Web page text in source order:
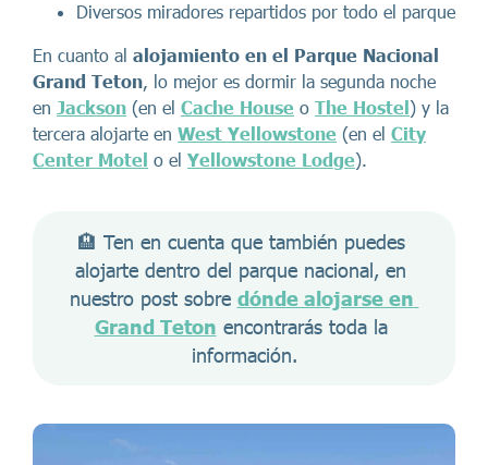
Diversos miradores repartidos por todo el parque
En cuanto al alojamiento en el Parque Nacional
Grand Teton, lo mejor es dormir la segunda noche
en Jackson (en el Cache House o The Hostel ) y la
tercera alojarte en West Yellowstone (en el City
Center Motel o el Yellowstone Lodge).
🏨 Ten en cuenta que también puedes
alojarte dentro del parque nacional, en
nuestro post sobre dónde alojarse en
Grand Teton encontrarás toda la
información.